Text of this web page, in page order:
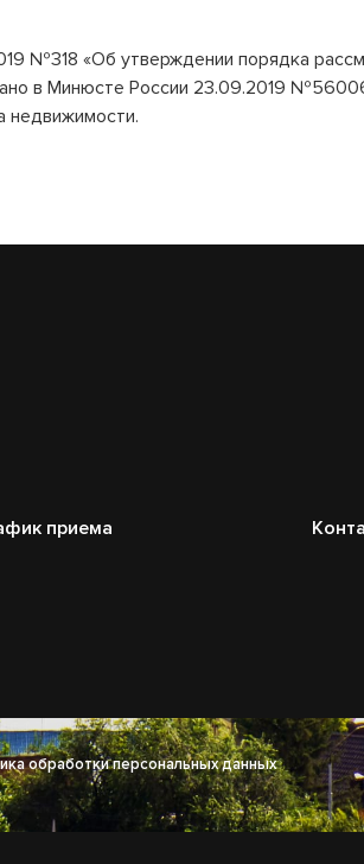
№318 «Об утверждении порядка
в Минюсте России 23.09.2019
недвижимости.
приема
обработки персональных данных